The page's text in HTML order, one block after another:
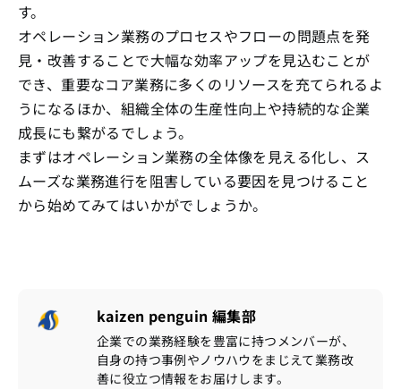
す。
オペレーション業務のプロセスやフローの問題点を発
見・改善することで大幅な効率アップを見込むことが
でき、重要なコア業務に多くのリソースを充てられるよ
うになるほか、組織全体の生産性向上や持続的な企業
成長にも繋がるでしょう。
まずはオペレーション業務の全体像を見える化し、ス
ムーズな業務進行を阻害している要因を見つけること
から始めてみてはいかがでしょうか。
kaizen penguin 編集部
企業での業務経験を豊富に持つメンバーが、
自身の持つ事例やノウハウをまじえて業務改
善に役立つ情報をお届けします。